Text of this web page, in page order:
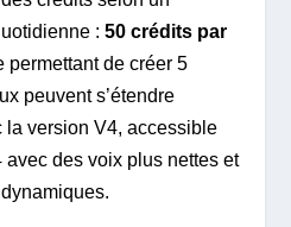
:50 crédits par
permettant de créer 5
peuvent s’étendre
la version V4, accessible
des voix plus nettes et